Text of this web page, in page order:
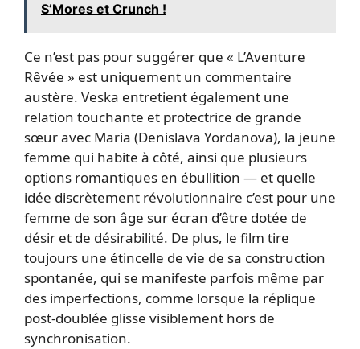
S’Mores et Crunch !
Ce n’est pas pour suggérer que « L’Aventure
Rêvée » est uniquement un commentaire
austère. Veska entretient également une
relation touchante et protectrice de grande
sœur avec Maria (Denislava Yordanova), la jeune
femme qui habite à côté, ainsi que plusieurs
options romantiques en ébullition — et quelle
idée discrètement révolutionnaire c’est pour une
femme de son âge sur écran d’être dotée de
désir et de désirabilité. De plus, le film tire
toujours une étincelle de vie de sa construction
spontanée, qui se manifeste parfois même par
des imperfections, comme lorsque la réplique
post-doublée glisse visiblement hors de
synchronisation.